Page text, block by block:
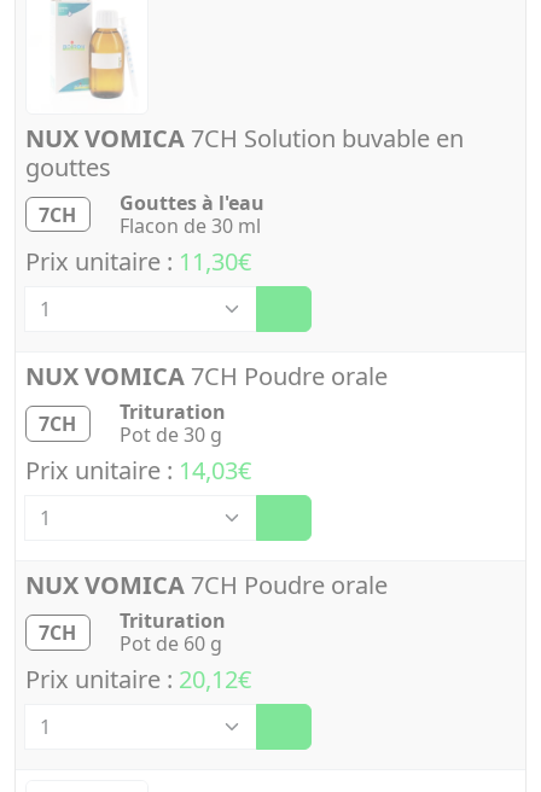
NUX VOMICA 7CH Solution buvable en
gouttes
7CH
Gouttes à l'eau
Flacon de 30 ml
Prix unitaire : 11,30€
NUX VOMICA 7CH Poudre orale
7CH
Trituration
Pot de 30 g
Prix unitaire : 14,03€
NUX VOMICA 7CH Poudre orale
7CH
Trituration
Pot de 60 g
Prix unitaire : 20,12€